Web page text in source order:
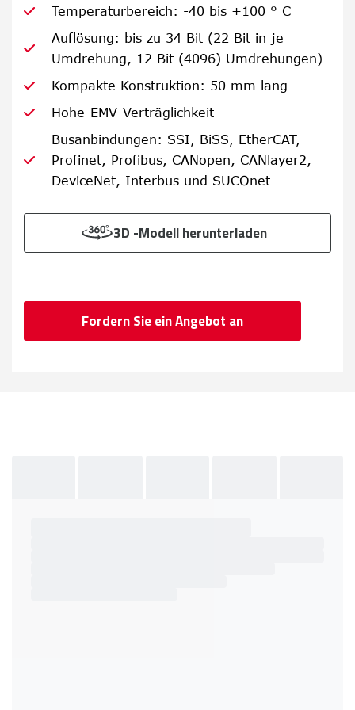
Temperaturbereich: -40 bis +100 ° C
Auflösung: bis zu 34 Bit (22 Bit in je
Umdrehung, 12 Bit (4096) Umdrehungen)
Kompakte Konstruktion: 50 mm lang
Hohe-EMV-Verträglichkeit
Busanbindungen: SSI, BiSS, EtherCAT,
Profinet, Profibus, CANopen, CANlayer2,
DeviceNet, Interbus und SUCOnet
3D -Modell herunterladen
Fordern Sie ein Angebot an